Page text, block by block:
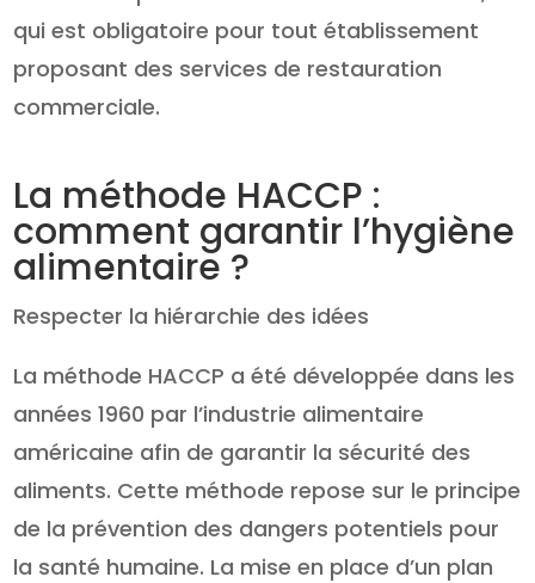
qui est obligatoire pour tout établissement
proposant des services de restauration
commerciale.
La méthode HACCP :
comment garantir l’hygiène
alimentaire ?
Respecter la hiérarchie des idées
La méthode HACCP a été développée dans les
années 1960 par l’industrie alimentaire
américaine afin de garantir la sécurité des
aliments. Cette méthode repose sur le principe
de la prévention des dangers potentiels pour
la santé humaine. La mise en place d’un plan